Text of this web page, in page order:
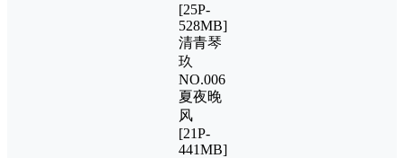
[25P-
528MB]
清青琴
玖
NO.006
夏夜晚
风
[21P-
441MB]